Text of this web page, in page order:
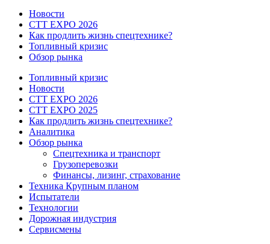
Новости
CTT EXPO 2026
Как продлить жизнь спецтехнике?
Топливный кризис
Обзор рынка
Топливный кризис
Новости
CTT EXPO 2026
CTT EXPO 2025
Как продлить жизнь спецтехнике?
Аналитика
Обзор рынка
Спецтехника и транспорт
Грузоперевозки
Финансы, лизинг, страхование
Техника Крупным планом
Испытатели
Технологии
Дорожная индустрия
Сервисмены